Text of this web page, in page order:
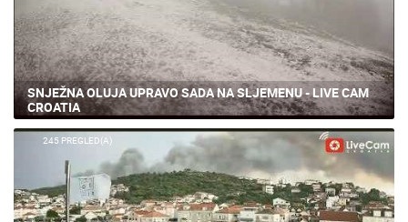
245 PREGLED(A)
POŽAR NA ČIOVU NAKON NEVREMENA! MUNJA IZAZVALA
VATRENU STIHIJU, TIME LAPSE IZ TROGIRA